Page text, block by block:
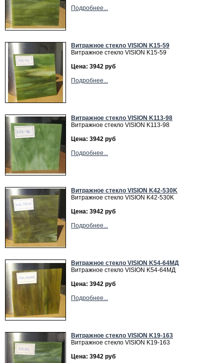
Подробнее...
Витражное стекло VISION K15-59
Витражное стекло VISION K15-59
Цена: 3942 руб
Подробнее...
Витражное стекло VISION K113-98
Витражное стекло VISION K113-98
Цена: 3942 руб
Подробнее...
Витражное стекло VISION K42-530K
Витражное стекло VISION K42-530K
Цена: 3942 руб
Подробнее...
Витражное cтекло VISION K54-64MД
Витражное cтекло VISION K54-64MД
Цена: 3942 руб
Подробнее...
Витражное cтекло VISION K19-163
Витражное cтекло VISION K19-163
Цена: 3942 руб